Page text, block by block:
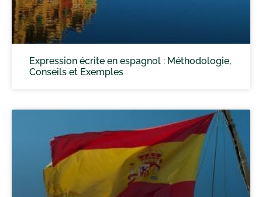
Expression écrite en espagnol : Méthodologie,
Conseils et Exemples